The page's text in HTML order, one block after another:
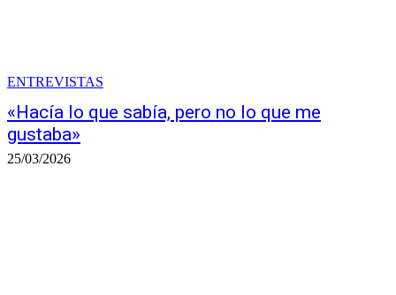
ENTREVISTAS
«Hacía lo que sabía, pero no lo que me
gustaba»
25/03/2026